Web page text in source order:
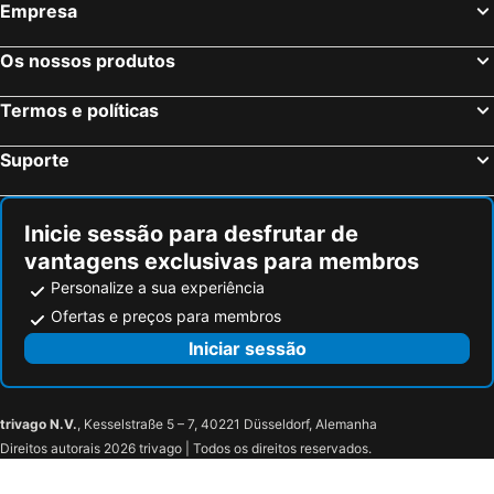
Sevilha, Andaluzia Hotéis
Vigo, Galiza Hotéis
Sangenjo, Galiza Hotéis
Empresa
Os nossos produtos
Termos e políticas
Suporte
Inicie sessão para desfrutar de
vantagens exclusivas para membros
Personalize a sua experiência
Ofertas e preços para membros
Iniciar sessão
trivago N.V., Kesselstraße 5 – 7, 40221 Düsseldorf, Alemanha
Direitos autorais 2026 trivago | Todos os direitos reservados.